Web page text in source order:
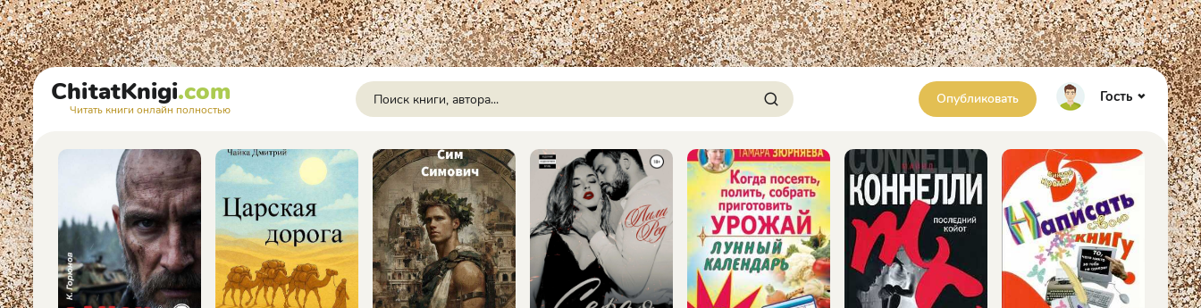
ChitatKnigi.com
Читать книги онлайн полностью
Опубликовать Гость